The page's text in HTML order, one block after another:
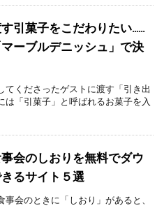
引菓子をこだわりたい……
ーブルデニッシュ」で決
てくださったゲストに渡す「引き出
は「引菓子」と呼ばれるお菓子を入
会のしおりを無料でダウ
るサイト５選
事会のときに「しおり」があると、